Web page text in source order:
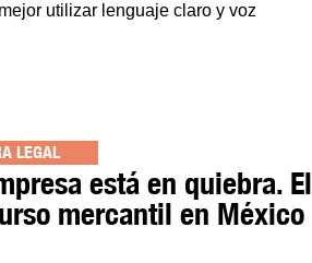
utilizar lenguaje claro y voz
LEGAL
está en quiebra. El
mercantil en México